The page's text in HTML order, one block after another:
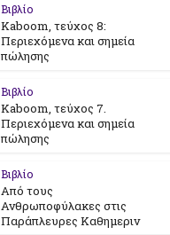
Βιβλίο
Kaboom, τεύχος 8:
Περιεχόμενα και σημεία
πώλησης
Βιβλίο
Kaboom, τεύχος 7.
Περιεχόμενα και σημεία
πώλησης
Βιβλίο
Από τους
Ανθρωποφύλακες στις
Παράπλευρες Καθημεριν